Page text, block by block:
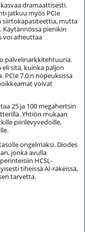
dramaattisesti.
jatkuu myös PCIe
siirtokapasiteettia, mutta
Käytännössä pienikin
voi aiheuttaa
palvelinarkkitehtuuria.
sitä, kuinka paljon
7.0:n nopeuksissa
voivat
25 ja 100 megahertsin
Yhtiön mukaan
piirilevyvedoille,
ongelmaksi. Diodes
jonka avulla
HCSL-
tiheissä AI-räkeissä,
tarvetta.